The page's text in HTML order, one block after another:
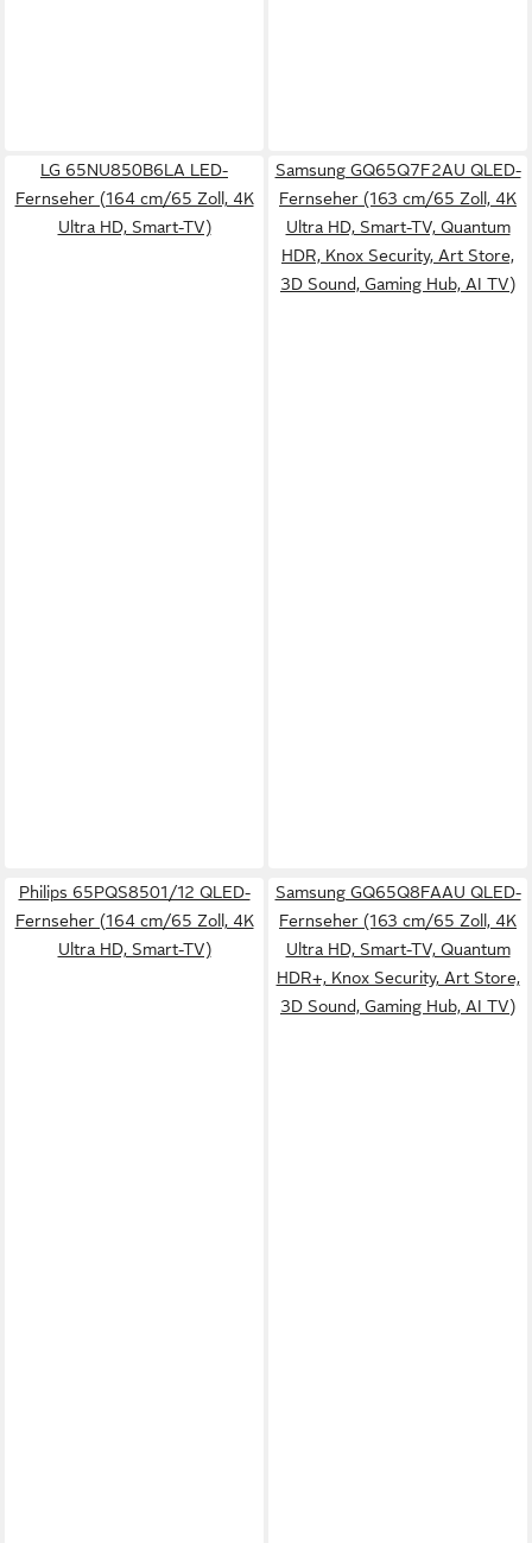
LG 65NU850B6LA LED-
Fernseher (164 cm/65 Zoll, 4K
Ultra HD, Smart-TV)
Samsung GQ65Q7F2AU QLED-
Fernseher (163 cm/65 Zoll, 4K
Ultra HD, Smart-TV, Quantum
HDR, Knox Security, Art Store,
3D Sound, Gaming Hub, AI TV)
Philips 65PQS8501/12 QLED-
Fernseher (164 cm/65 Zoll, 4K
Ultra HD, Smart-TV)
Samsung GQ65Q8FAAU QLED-
Fernseher (163 cm/65 Zoll, 4K
Ultra HD, Smart-TV, Quantum
HDR+, Knox Security, Art Store,
3D Sound, Gaming Hub, AI TV)